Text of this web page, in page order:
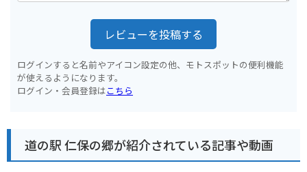
レビューを投稿する
ログインすると名前やアイコン設定の他、モトスポットの便利機能
が使えるようになります。
ログイン・会員登録はこちら
道の駅 仁保の郷が紹介されている記事や動画